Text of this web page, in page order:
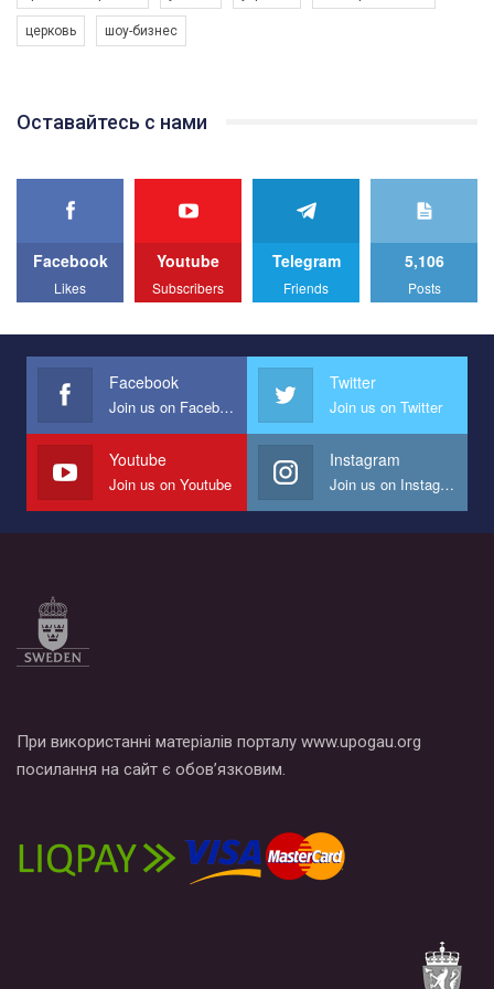
програму з боротьби з насильством проти ЛГБТ в Україні.
Якщо ти хочеш підтримати нас - просто натисни "лайк" під
best video, representing programme for the development of
We appeal to your support and ask to help us implement our plan
All you have to do is to press "Like" below the video.
Эмоционально сильный ролик от команды "Гей-альянс
представляющий программу развития организации.
Мы просим вас поддержать нас и помочь нам реализовать
наш план по борьбе с насилием и дискриминацией на почве
СОГИ в Украине.
Все, что вам нужно сделать - это зайти на наш канал YouTube
церковь шоу-бизнес
Оставайтесь с нами
Facebook
Likes
Youtube
Subscribers
Telegram
Friends
5,106
Posts
Facebook
Join us on Facebook
Twitter
Join us on Twitter
Youtube
Join us on Youtube
Instagram
Join us on Instagram
При використанні матеріалів порталу www.upogau.org
посилання на сайт є обов’язковим.